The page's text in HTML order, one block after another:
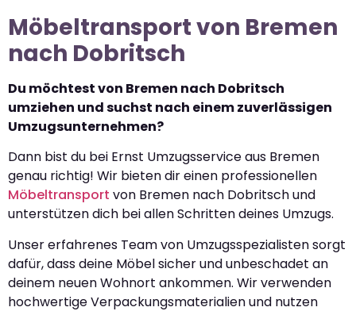
Möbeltransport von Bremen
nach Dobritsch
Du möchtest von Bremen nach Dobritsch
umziehen und suchst nach einem zuverlässigen
Umzugsunternehmen?
Dann bist du bei Ernst Umzugsservice aus Bremen
genau richtig! Wir bieten dir einen professionellen
Möbeltransport von Bremen nach Dobritsch und
unterstützen dich bei allen Schritten deines Umzugs.
Unser erfahrenes Team von Umzugsspezialisten sorgt
dafür, dass deine Möbel sicher und unbeschadet an
deinem neuen Wohnort ankommen. Wir verwenden
hochwertige Verpackungsmaterialien und nutzen